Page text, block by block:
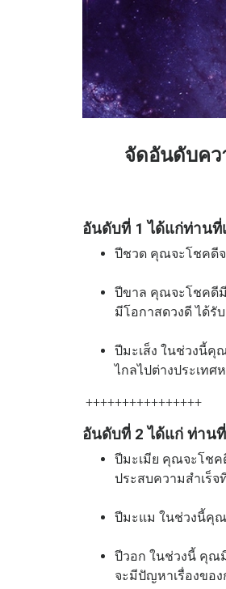
จัดอันดับคว
อันดับที่ 1 ได้แก่ท่านที่
ปีชวด คุณจะโชคดีจ
ปีขาล คุณจะโชคดีมี
มีโอกาสดวงดี ได้รั
ปีมะเส็ง ในช่วงนี้คุ
ไกลไปต่างประเทศ
++++++++++++++++
อันดับที่ 2 ได้แก่ ท่าน
ปีมะเมีย คุณจะโชค
ประสบความสำเร็จ
ปีมะแม ในช่วงนี้คุ
ปีวอก ในช่วงนี้ คุณ
จะมีปัญหาเรื่องของ